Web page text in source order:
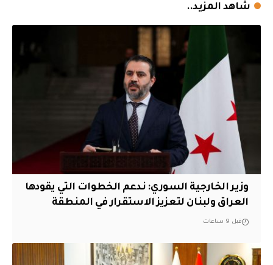
شاهد المزيد..
وزير الخارجية السوري: ندعم الخطوات التي يقودها
العراق ولبنان لتعزيز الاستقرار في المنطقة
قبل 9 ساعات